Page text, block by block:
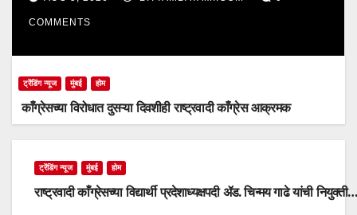
COMMENTS
ट्रेंडिंग न्यूज मुंबई होम
काँग्रेसच्या विरोधात दुसऱ्या दिवशीही राष्ट्रवादी काँग्रेस आक्रमक
ट्रेंडिंग न्यूज मुंबई होम
राष्ट्रवादी काँग्रेसच्या विद्यार्थी प्रदेशाध्यक्षपदी ॲड. चिन्मय गाढे यांची नियुक्ती…